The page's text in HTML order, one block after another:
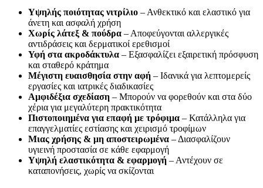
Υψηλής ποιότητας νιτρίλιο – Ανθεκτικό και ελαστικό για
άνετη και ασφαλή χρήση
Χωρίς λάτεξ & πούδρα – Αποφεύγονται αλλεργικές
αντιδράσεις και δερματικοί ερεθισμοί
Υφή στα ακροδάκτυλα – Εξασφαλίζει εξαιρετική πρόσφυση
και σταθερό κράτημα
Μέγιστη ευαισθησία στην αφή – Ιδανικά για λεπτομερείς
εργασίες και ιατρικές διαδικασίες
Αμφιδέξια σχεδίαση – Μπορούν να φορεθούν και στα δύο
χέρια για μεγαλύτερη πρακτικότητα
Πιστοποιημένα για επαφή με τρόφιμα – Κατάλληλα για
επαγγελματίες εστίασης και χειρισμό τροφίμων
Μιας χρήσης & μη αποστειρωμένα – Διασφαλίζουν
υγιεινή προστασία σε κάθε εφαρμογή
Υψηλή ελαστικότητα & εφαρμογή – Αντέχουν σε
καταπονήσεις, χωρίς να σκίζονται